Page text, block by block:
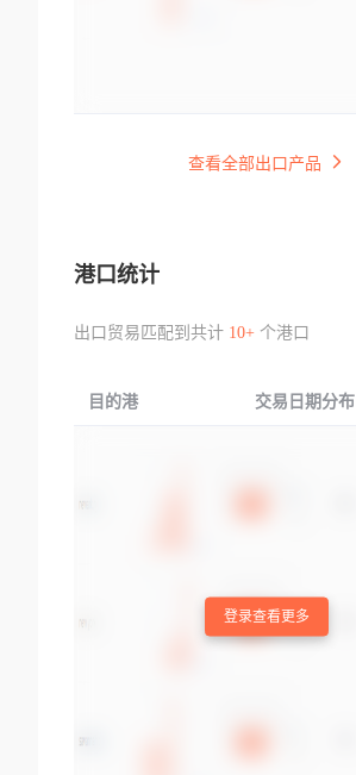
查看全部出口产品
港口统计
出口贸易匹配到共计 10+个港口
目的港 交易日期分布
登录查看更多